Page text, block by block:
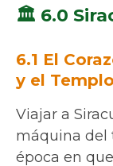
🏛️ 6.0
6.1 El
y el
Viajar a
máquina del
época en